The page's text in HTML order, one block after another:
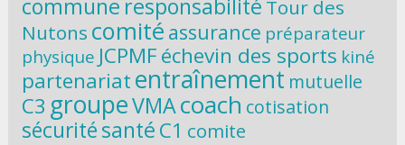
commune responsabilité Tour des
Nutons comité assurance préparateur
physique JCPMFéchevin des sports kiné
partenariat entraînement mutuelle
C3 groupeVMAcoach cotisation
sécuritésanté C1 comite